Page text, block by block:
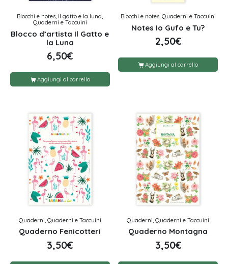
Blocchi e notes, Il gatto e la luna,
Quaderni e Taccuini
Blocco d’artista Il Gatto e
la Luna
6,50€
Aggiungi al carrello
Blocchi e notes, Quaderni e Taccuini
Notes Io Gufo e Tu?
2,50€
Aggiungi al carrello
Quaderni, Quaderni e Taccuini
Quaderno Fenicotteri
3,50€
Quaderni, Quaderni e Taccuini
Quaderno Montagna
3,50€